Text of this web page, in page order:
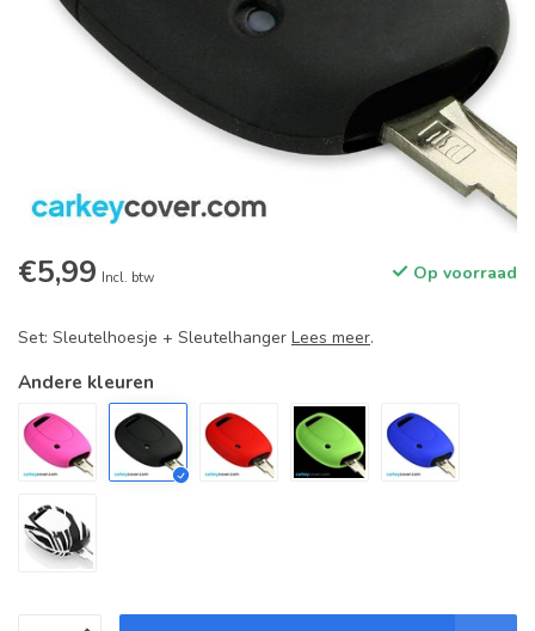
€5,99 Incl. btw Op voorraad
Set: Sleutelhoesje + Sleutelhanger Lees meer.
Andere kleuren